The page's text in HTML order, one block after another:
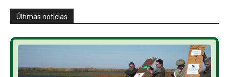
Últimas noticias